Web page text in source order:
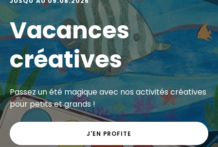
Vacances
créatives
Passez un été magique avec nos activités créatives
pour petits et grands !
J'EN PROFITE